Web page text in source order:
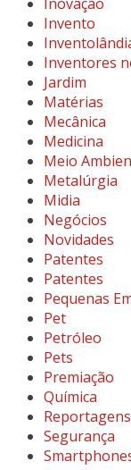
Invento
Inventores
Jardim
Matérias
Mecânica
Medicina
Meio
Metalúrgia
Midia
Negócios
Novidades
Patentes
Patentes
Pequenas
Pet
Petróleo
Pets
Premiação
Química
Reportagens
Segurança